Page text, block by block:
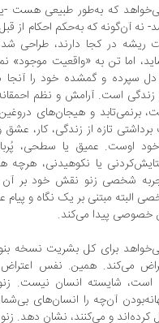
که به‌طور طبیعی هست -یعنی
که به‌حکم احکام از قبل
در کجا دارند، طراحی شده.
تن به «واقعیت موجود» نمی‌دهد،
و گمشده خود را آنجا
است. آرامش و نظم احمقانه‌ای را
و هیجان‌های دروغین در او
تازه از زندگی، کار، عشق و
عمیق یا سطحی، پُربار یا
یا نکوهیدنی، هرچه هست
زنو نقش خود بر آن مفهوم
مبتنی بر یک نگاه و پیام عام و
پیدا می‌کند.
برای کل بشریت نسخه بنویسد.
همین. نفس اعتراض،
شایسته انسان نیست. زنو
آن‌چه را انسان‌های بی‌شمار در
و می‌کنند، نشان دهد. زنو از این